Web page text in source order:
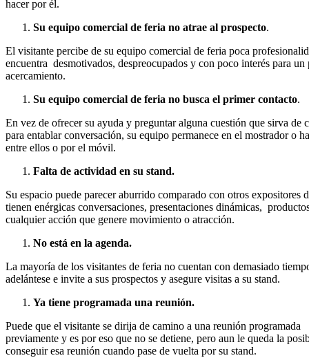
hacer por él.
Su equipo comercial de feria no atrae al prospecto.
El visitante percibe de su equipo comercial de feria poca
encuentra desmotivados, despreocupados y con poco interés para un
acercamiento.
Su equipo comercial de feria no busca el primer contacto.
En vez de ofrecer su ayuda y preguntar alguna cuestión que sirva de
para entablar conversación, su equipo permanece en el mostrador o
entre ellos o por el móvil.
Falta de actividad en su stand.
Su espacio puede parecer aburrido comparado con otros expositores
tienen enérgicas conversaciones, presentaciones dinámicas,
cualquier acción que genere movimiento o atracción.
No está en la agenda.
La mayoría de los visitantes de feria no cuentan con demasiado
adelántese e invite a sus prospectos y asegure visitas a su stand.
Ya tiene programada una reunión.
Puede que el visitante se dirija de camino a una reunión programada
previamente y es por eso que no se detiene, pero aun le queda la
conseguir esa reunión cuando pase de vuelta por su stand.